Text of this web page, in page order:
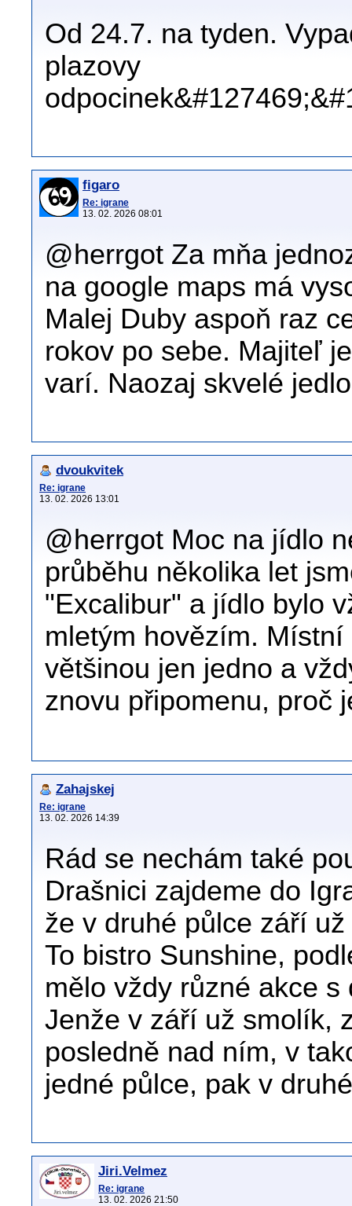
Od 24.7. na tyden.
plazovy
figaro
Re: igrane
13. 02. 2026 08:01
@herrgot Za mňa
na google maps má
Malej Duby aspoň raz
rokov po sebe. Majiteľ
varí. Naozaj skvelé
dvoukvitek
Re: igrane
13. 02. 2026 13:01
@herrgot Moc na jídlo
průběhu několika let
"Excalibur" a jídlo bylo
mletým hovězím.
většinou jen jedno a
znovu připomenu, proč
Zahajskej
Re: igrane
13. 02. 2026 14:39
Rád se nechám také
Drašnici zajdeme do
že v druhé půlce září
To bistro Sunshine,
mělo vždy různé akce
Jenže v září už smolík,
posledně nad ním, v
jedné půlce, pak v
Jiri.Velmez
Re: igrane
13. 02. 2026 21:50